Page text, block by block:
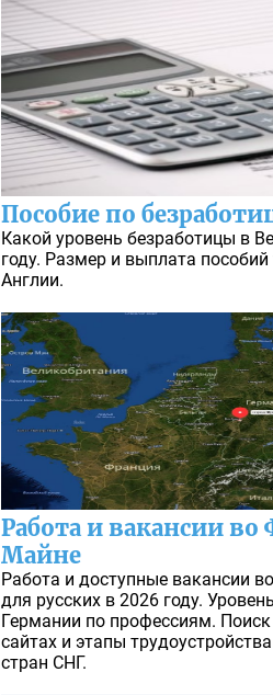
Пособие по
Какой уровень безработицы в
году. Размер и выплата
Англии.
Работа и вакансии
Майне
Работа и доступные вакансии
для русских в 2026 году.
Германии по профессиям.
сайтах и этапы
стран СНГ.